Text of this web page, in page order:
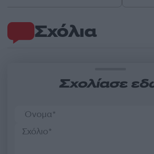
Σχόλια
Σχολίασε